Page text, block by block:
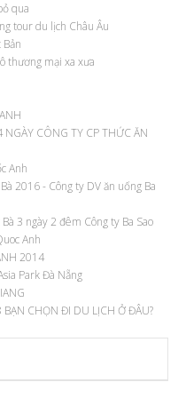
qua
tour du lịch Châu Âu
thương mại xa xưa
CÔNG TY CP THỨC ĂN
Anh
2016 - Công ty DV ăn uống Ba
3 ngày 2 đêm Công ty Ba Sao
Anh
2014
Park Đà Nẵng
CHỌN ĐI DU LỊCH Ở ĐÂU?